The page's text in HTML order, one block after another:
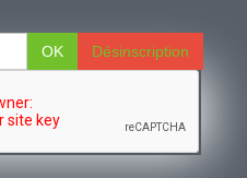
OK Désinscription